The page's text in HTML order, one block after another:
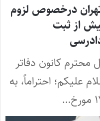
درخصوص لزوم
از ثبت
کانون دفاتر
علیکم؛ احتراماً، به